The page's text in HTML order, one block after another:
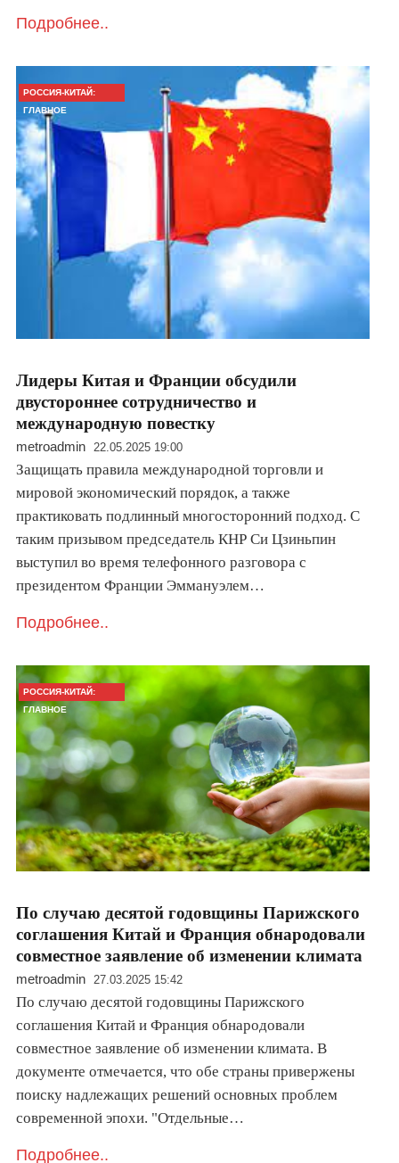
Подробнее..
РОССИЯ-КИТАЙ:
ГЛАВНОЕ
Лидеры Китая и Франции обсудили
двустороннее сотрудничество и
международную повестку
metroadmin 22.05.2025 19:00
Защищать правила международной торговли и
мировой экономический порядок, а также
практиковать подлинный многосторонний подход. С
таким призывом председатель КНР Си Цзиньпин
выступил во время телефонного разговора с
президентом Франции Эммануэлем…
Подробнее..
РОССИЯ-КИТАЙ:
ГЛАВНОЕ
По случаю десятой годовщины Парижского
соглашения Китай и Франция обнародовали
совместное заявление об изменении климата
metroadmin 27.03.2025 15:42
По случаю десятой годовщины Парижского
соглашения Китай и Франция обнародовали
совместное заявление об изменении климата. В
документе отмечается, что обе страны привержены
поиску надлежащих решений основных проблем
современной эпохи. "Отдельные…
Подробнее..